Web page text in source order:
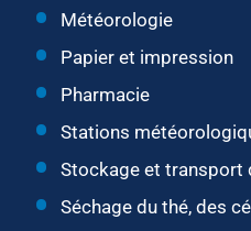
Météorologie
Papier et impression
Pharmacie
Stations
Stockage et transport
Séchage du thé, des